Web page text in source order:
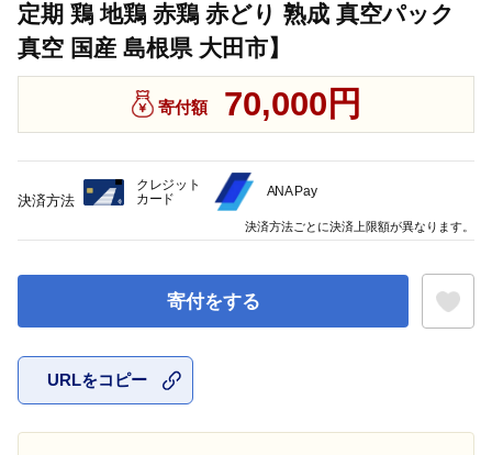
定期 鶏 地鶏 赤鶏 赤どり 熟成 真空パック
真空 国産 島根県 大田市】
寄付額 70,000円
寄付をする
URLをコピー
決済方法
クレジット
カード
ANA Pay
決済方法ごとに決済上限額が異なります。